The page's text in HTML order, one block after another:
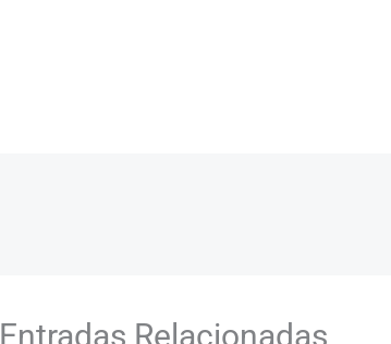
Entradas Relacionadas